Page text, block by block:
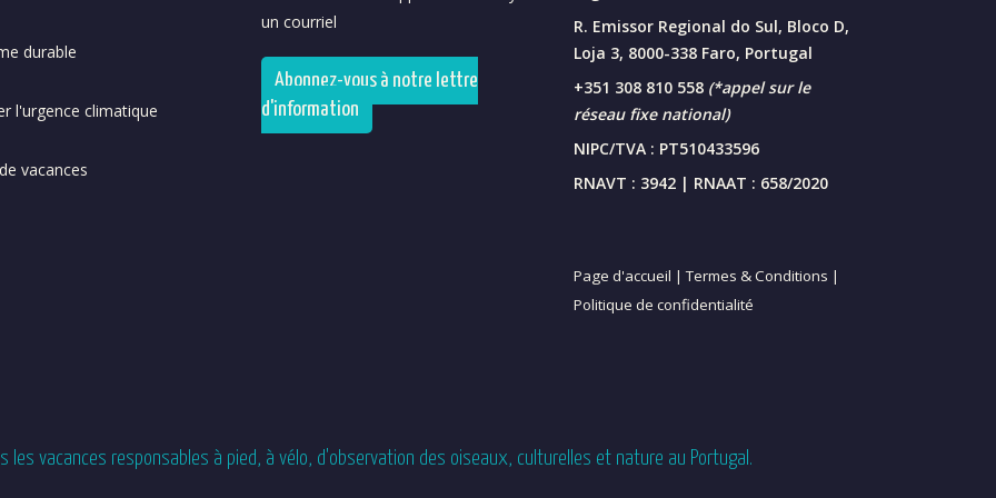
durable
l'urgence climatique
vacances
un courriel
Abonnez-vous à notre lettre
d'information
R. Emissor Regional do Sul, Bloco D,
Loja 3, 8000-338 Faro, Portugal
+351 308 810 558 (*appel sur le
réseau fixe national)
NIPC/TVA : PT510433596
RNAVT : 3942 | RNAAT : 658/2020
Page d'accueil |Termes & Conditions |
Politique de confidentialité
les vacances responsables à pied, à vélo, d'observation des oiseaux, culturelles et nature au Portugal.